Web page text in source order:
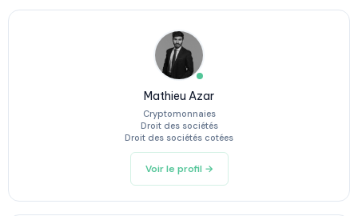
Mathieu Azar
Cryptomonnaies
Droit des sociétés
Droit des sociétés cotées
Voir le profil →